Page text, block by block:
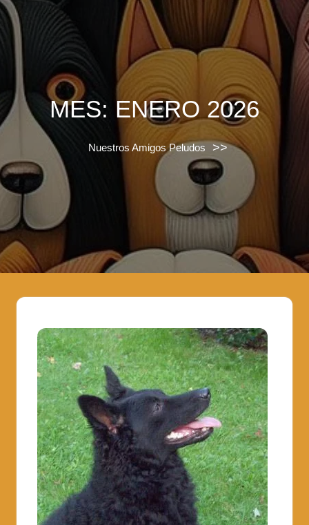
MES: ENERO 2026
Nuestros Amigos Peludos >>